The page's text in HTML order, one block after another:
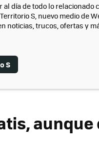
al día de todo lo relacionado
S, nuevo medio de
noticias, trucos, ofertas y
S
aunque